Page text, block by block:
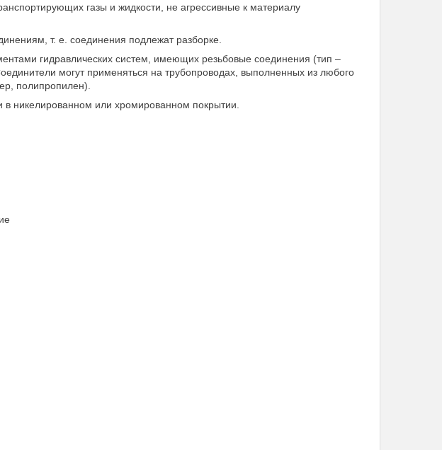
газы и жидкости, не агрессивные к материалу
т. е. соединения подлежат разборке.
гидравлических систем, имеющих резьбовые соединения (тип –
могут применяться на трубопроводах, выполненных из любого
полипропилен).
в никелированном или хромированном покрытии.